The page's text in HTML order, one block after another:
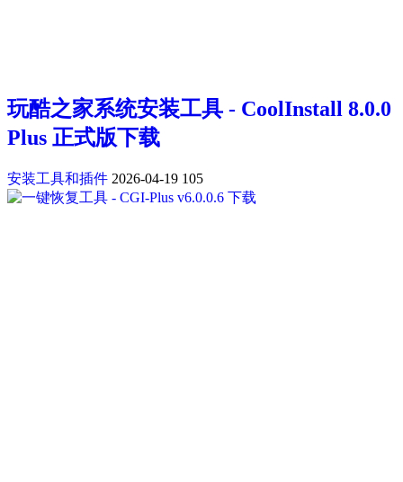
玩酷之家系统安装工具 - CoolInstall 8.0.0
Plus 正式版下载
安装工具和插件 2026-04-19 105